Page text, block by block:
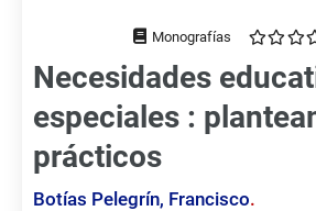
Tipo
documento
Necesidades
especiales :
prácticos
Botías Pelegrín, Francisco.